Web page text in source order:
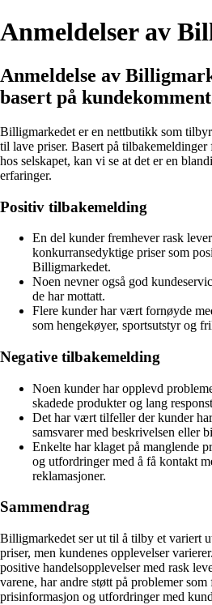
Anmeldelser av
Anmeldelse av
basert på
Billigmarkedet er en nettbutikk som
til lave priser. Basert på
hos selskapet, kan vi se at det er en
erfaringer.
Positiv tilbakemelding
En del kunder fremhever rask
konkurransedyktige priser som
Billigmarkedet.
Noen nevner også god
de har mottatt.
Flere kunder har vært fornøyde
som hengekøyer, sportsutstyr og
Negative tilbakemelding
Noen kunder har opplevd
skadede produkter og lang
Det har vært tilfeller der kunder
samsvarer med beskrivelsen eller
Enkelte har klaget på manglende
og utfordringer med å få kontakt
reklamasjoner.
Sammendrag
Billigmarkedet ser ut til å tilby et variert
priser, men kundenes opplevelser
positive handelsopplevelser med rask
varene, har andre støtt på problemer
prisinformasjon og utfordringer med